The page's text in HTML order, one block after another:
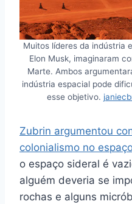
Muitos líderes da indústria
Elon Musk, imaginaram
Marte. Ambos
indústria espacial pode
esse objetivo.
Zubrin argumentou
colonialismo no
o espaço sideral é
alguém deveria se
rochas e alguns